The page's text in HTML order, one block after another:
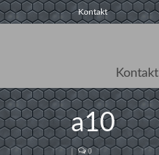
Kontakt
Kontakt
a10
| 0